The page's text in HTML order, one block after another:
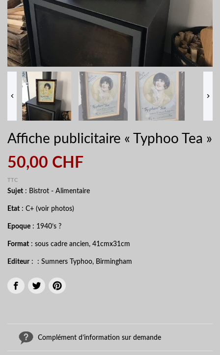
 
Affiche publicitaire « Typhoo Tea »
50,00 CHF
TTC
Sujet : Bistrot - Alimentaire
Etat : C+ (voir photos)
Epoque : 1940’s ?
Format : sous cadre ancien, 41cmx31cm
Editeur: : Sumners Typhoo, Birmingham
Complément d’information sur demande